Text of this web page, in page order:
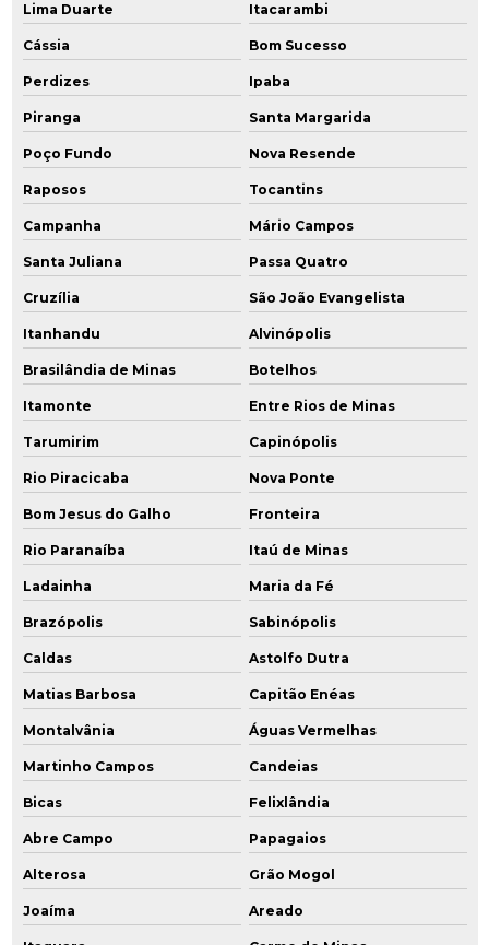
Lima Duarte Itacarambi
Cássia Bom Sucesso
Perdizes Ipaba
Piranga Santa Margarida
Poço Fundo Nova Resende
Raposos Tocantins
Campanha Mário Campos
Santa Juliana Passa Quatro
Cruzília São João Evangelista
Itanhandu Alvinópolis
Brasilândia de Minas Botelhos
Itamonte Entre Rios de Minas
Tarumirim Capinópolis
Rio Piracicaba Nova Ponte
Bom Jesus do Galho Fronteira
Rio Paranaíba Itaú de Minas
Ladainha Maria da Fé
Brazópolis Sabinópolis
Caldas Astolfo Dutra
Matias Barbosa Capitão Enéas
Montalvânia Águas Vermelhas
Martinho Campos Candeias
Bicas Felixlândia
Abre Campo Papagaios
Alterosa Grão Mogol
Joaíma Areado